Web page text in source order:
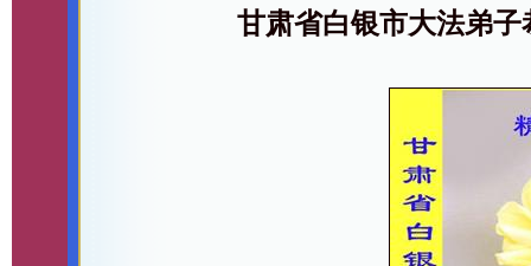
甘肃省白银市大法弟